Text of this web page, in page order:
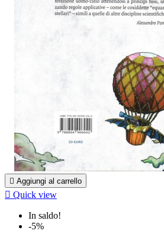
 Aggiungi al carrello
 Quick view
In saldo!
-5%